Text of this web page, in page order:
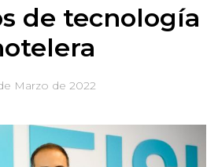
de tecnología
Marzo de 2022